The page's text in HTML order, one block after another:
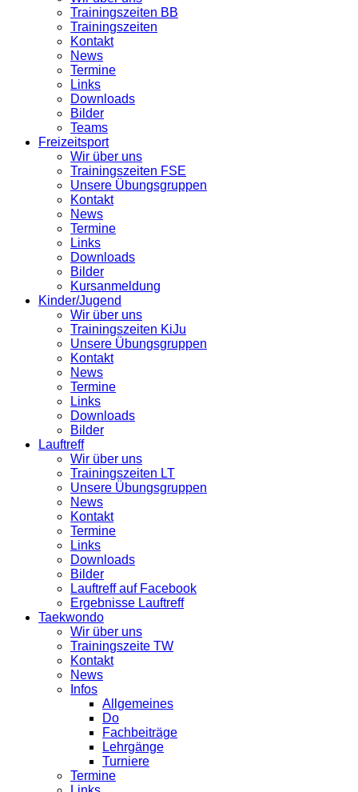
Trainingszeiten BB
Trainingszeiten
Kontakt
News
Termine
Links
Downloads
Bilder
Teams
Freizeitsport
Wir über uns
Trainingszeiten FSE
Unsere Übungsgruppen
Kontakt
News
Termine
Links
Downloads
Bilder
Kursanmeldung
Kinder/Jugend
Wir über uns
Trainingszeiten KiJu
Unsere Übungsgruppen
Kontakt
News
Termine
Links
Downloads
Bilder
Lauftreff
Wir über uns
Trainingszeiten LT
Unsere Übungsgruppen
News
Kontakt
Termine
Links
Downloads
Bilder
Lauftreff auf Facebook
Ergebnisse Lauftreff
Taekwondo
Wir über uns
Trainingszeite TW
Kontakt
News
Infos
Allgemeines
Do
Fachbeiträge
Lehrgänge
Turniere
Termine